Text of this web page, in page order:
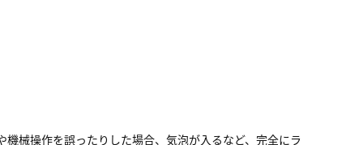
械操作を誤ったりした場合、気泡が入るなど、完全にラ